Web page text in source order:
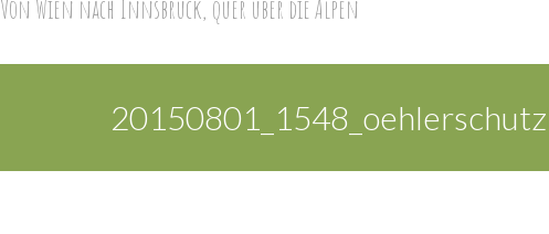
Von Wien nach Innsbruck, quer über die Alpen